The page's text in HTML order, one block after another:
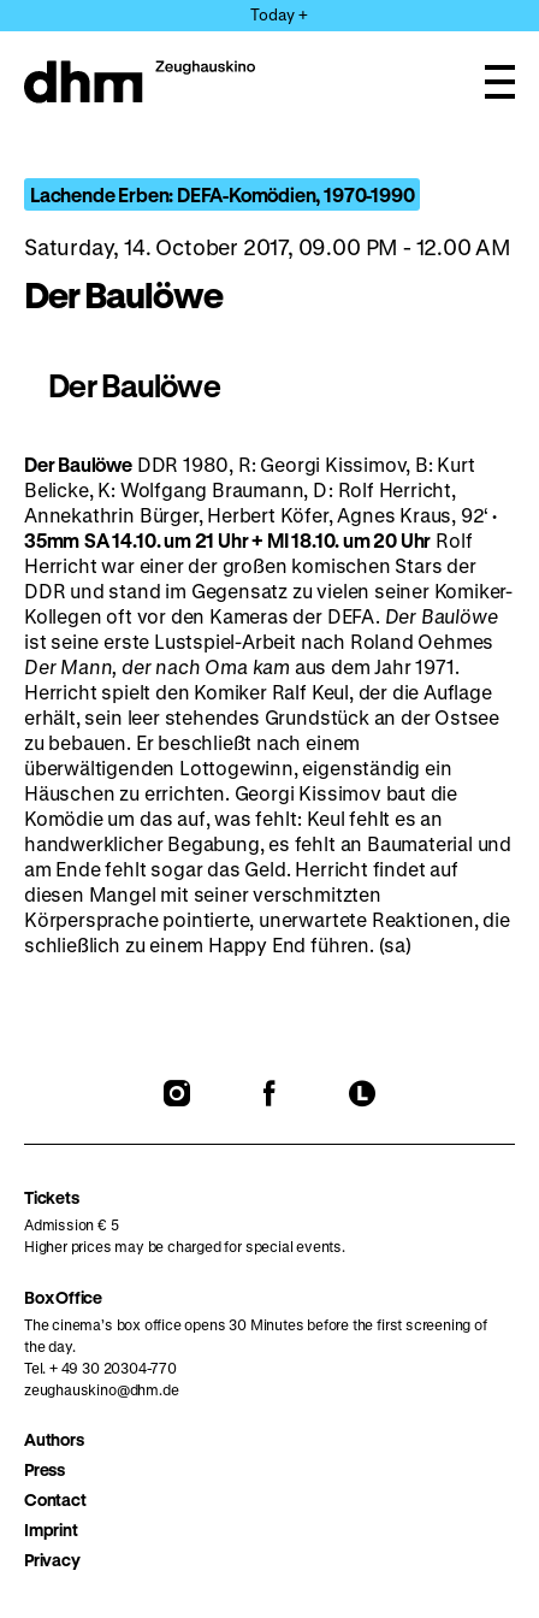
directly
the
Today +
Lachende Erben: DEFA-Komödien, 1970-1990
Saturday, 14. October 2017, 09.00 PM - 12.00 AM
Der Baulöwe
Der Baulöwe
Der BaulöweDDR 1980, R: Georgi Kissimov, B: Kurt
Belicke, K: Wolfgang Braumann, D: Rolf Herricht,
Annekathrin Bürger, Herbert Köfer, Agnes Kraus, 92‘ ·
35mm SA 14.10. um 21 Uhr + MI 18.10. um 20 Uhr Rolf
Herricht war einer der großen komischen Stars der
DDR und stand im Gegensatz zu vielen seiner Komiker-
Kollegen oft vor den Kameras der DEFA. Der Baulöwe
ist seine erste Lustspiel-Arbeit nach Roland Oehmes
Der Mann, der nach Oma kam aus dem Jahr 1971.
Herricht spielt den Komiker Ralf Keul, der die Auflage
erhält, sein leer stehendes Grundstück an der Ostsee
zu bebauen. Er beschließt nach einem
überwältigenden Lottogewinn, eigenständig ein
Häuschen zu errichten. Georgi Kissimov baut die
Komödie um das auf, was fehlt: Keul fehlt es an
handwerklicher Begabung, es fehlt an Baumaterial und
am Ende fehlt sogar das Geld. Herricht findet auf
diesen Mangel mit seiner verschmitzten
Körpersprache pointierte, unerwartete Reaktionen, die
schließlich zu einem Happy End führen. (sa)
To
To
To
Tickets
Admission € 5
Higher prices may be charged for special events.
Box Office
The cinema’s box office opens 30 Minutes before the first screening of
the day.
Tel. + 49 30 20304-770
zeughauskino@dhm.de
Authors
Press
Contact
Imprint
Privacy